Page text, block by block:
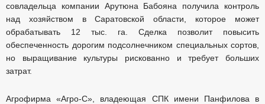
совладельца компании Арутюна Бабояна получила контроль
над хозяйством в Саратовской области, которое может
обрабатывать 12 тыс. га. Сделка позволит повысить
обеспеченность дорогим подсолнечником специальных сортов,
но выращивание культуры рискованно и требует больших
затрат.
Агрофирма «Агро-С», владеющая СПК имени Панфилова в